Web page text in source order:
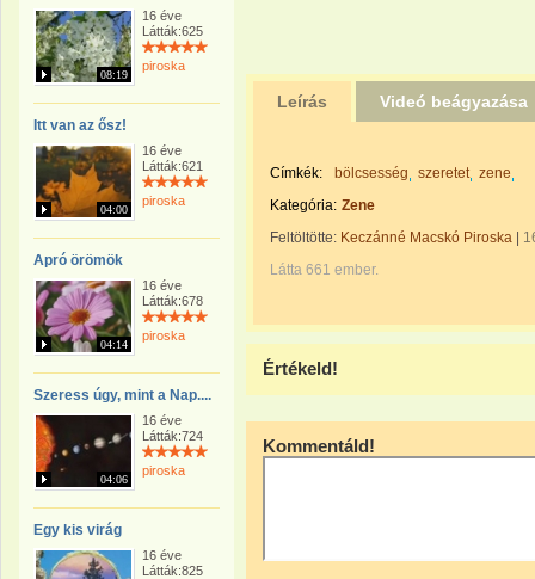
08:19
16 éve
Látták:625
piroska
Itt van az ősz!
04:00
16 éve
Látták:621
piroska
Apró örömök
04:14
16 éve
Látták:678
piroska
Szeress úgy, mint a Nap....
04:06
16 éve
Látták:724
piroska
Egy kis virág
16 éve
Látták:825
Leírás Videó beágyazása
Címkék: bölcsesség szeretet zene
Kategória: Zene
Feltöltötte: Keczánné Macskó Piroska
Látta 661 ember.
Értékeld!
Kommentáld!